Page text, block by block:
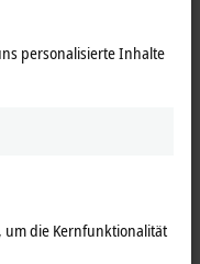
personalisierte Inhalte
um die Kernfunktionalität